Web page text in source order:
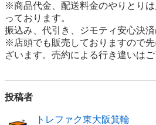
※商品代金、配送料金のやりとり
っております。
振込み、代引き、ジモティ安心決済
※店頭でも販売しておりますので
ざいます。売約による行き違いはご
投稿者
トレファク東大阪箕輪